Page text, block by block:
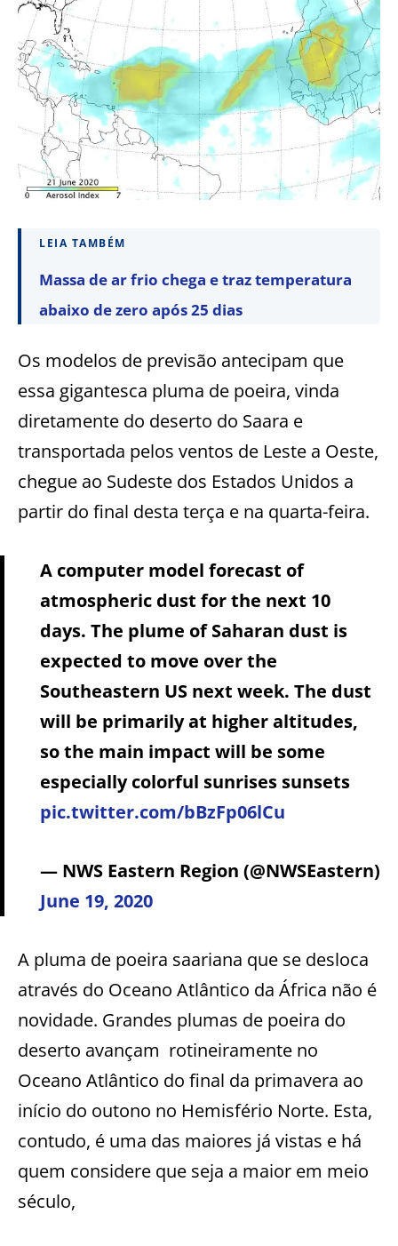
LEIA TAMBÉM
Massa de ar frio chega e traz temperatura
abaixo de zero após 25 dias
Os modelos de previsão antecipam que
essa gigantesca pluma de poeira, vinda
diretamente do deserto do Saara e
transportada pelos ventos de Leste a Oeste,
chegue ao Sudeste dos Estados Unidos a
partir do final desta terça e na quarta-feira.
A computer model forecast of
atmospheric dust for the next 10
days. The plume of Saharan dust is
expected to move over the
Southeastern US next week. The dust
will be primarily at higher altitudes,
so the main impact will be some
especially colorful sunrises sunsets
pic.twitter.com/bBzFp06lCu
— NWS Eastern Region (@NWSEastern)
June 19, 2020
A pluma de poeira saariana que se desloca
através do Oceano Atlântico da África não é
novidade. Grandes plumas de poeira do
deserto avançam rotineiramente no
Oceano Atlântico do final da primavera ao
início do outono no Hemisfério Norte. Esta,
contudo, é uma das maiores já vistas e há
quem considere que seja a maior em meio
século,